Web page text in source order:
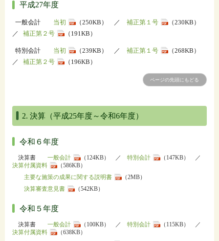
平成27年度
一般会計 当初 （250KB） ／ 補正第１号
（230KB）
／ 補正第２号 （191KB）
特別会計 当初 （239KB） ／ 補正第１号
（268KB）
／ 補正第２号 （196KB）
ページの先頭にもどる
2. 決算（平成25年度～令和6年度）
令和６年度
決算書 一般会計 （124KB） ／ 特別会計
（147KB） ／
決算付属資料
（586KB）
主要な施策の成果に関する説明書
（2MB）
決算審査意見書
（542KB）
令和５年度
決算書 一般会計 （100KB） ／ 特別会計
（115KB） ／
決算付属資料
（638KB）